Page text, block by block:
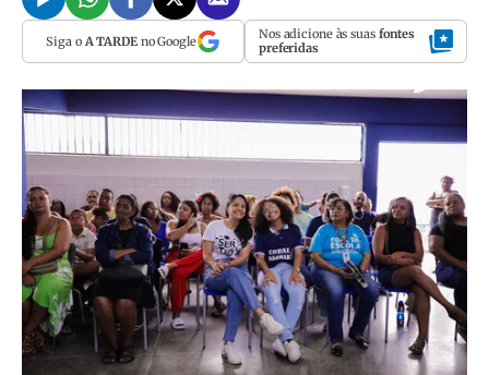
Siga o A TARDEno Google Nos adicione às suas fontes
preferidas